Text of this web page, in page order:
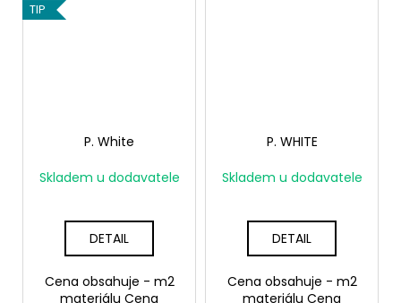
TIP
P. White
Skladem u dodavatele
DETAIL
Cena obsahuje - m2
materiálu Cena
P. WHITE
Skladem u dodavatele
DETAIL
Cena obsahuje - m2
materiálu Cena